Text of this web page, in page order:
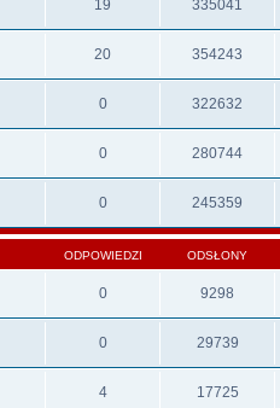
19 335041
20 354243
0 322632
0 280744
0 245359
ODPOWIEDZI ODSŁONY
0 9298
0 29739
4 17725